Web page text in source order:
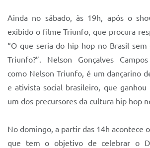
Ainda no sábado, às 19h, após o
exibido o filme Triunfo, que procura
“O que seria do hip hop no Brasil sem
Triunfo?”. Nelson Gonçalves
como Nelson Triunfo, é um dançarino
e ativista social brasileiro, que ganhou
um dos precursores da cultura hip hop
No domingo, a partir das 14h acontece
que tem o objetivo de celebrar o